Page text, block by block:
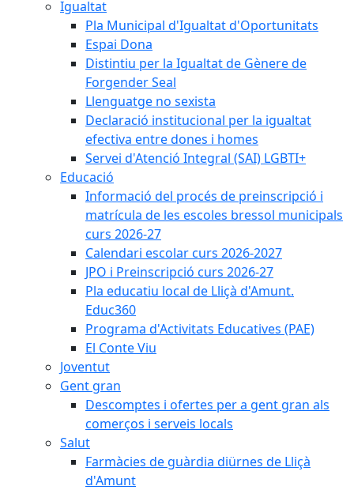
Igualtat
Pla Municipal d'Igualtat d'Oportunitats
Espai Dona
Distintiu per la Igualtat de Gènere de
Forgender Seal
Llenguatge no sexista
Declaració institucional per la igualtat
efectiva entre dones i homes
Servei d'Atenció Integral (SAI) LGBTI+
Educació
Informació del procés de preinscripció i
matrícula de les escoles bressol municipals
curs 2026-27
Calendari escolar curs 2026-2027
JPO i Preinscripció curs 2026-27
Pla educatiu local de Lliçà d'Amunt.
Educ360
Programa d'Activitats Educatives (PAE)
El Conte Viu
Joventut
Gent gran
Descomptes i ofertes per a gent gran als
comerços i serveis locals
Salut
Farmàcies de guàrdia diürnes de Lliçà
d'Amunt